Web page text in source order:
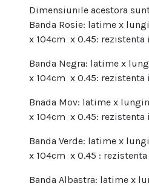
fost:
480,00 lei.
Dimensiunile acestora
Banda Rosie: latime x
x 104cm x 0.45: rezistenta
Banda Negra: latime x
x 104cm x 0.45: rezistenta
Bnada Mov: latime x
x 104cm x 0.45: rezistenta
Banda Verde: latime x
x 104cm x 0.45 :
Banda Albastra: latime x